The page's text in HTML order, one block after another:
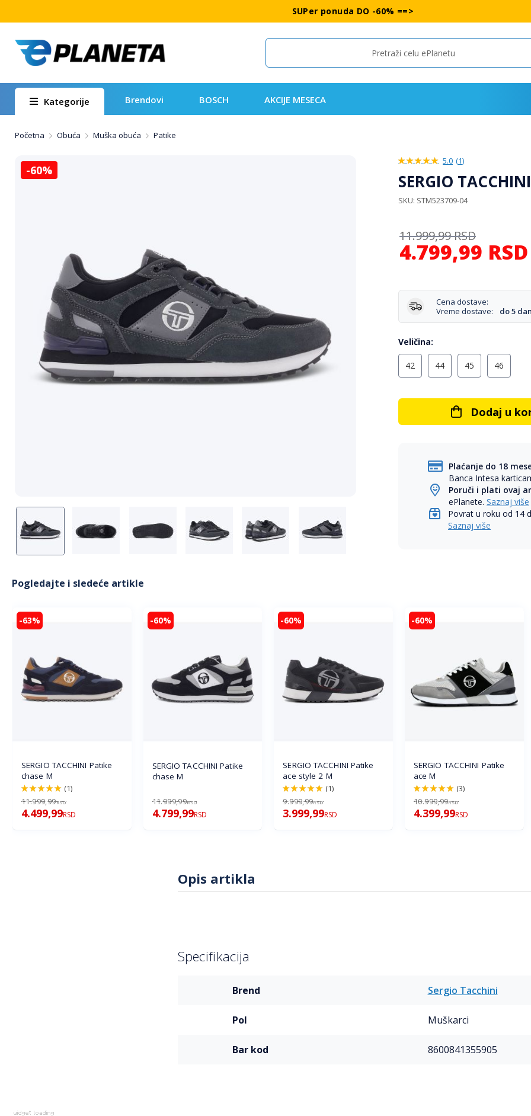
SUPer ponuda DO -60% ==>
Search
Kategorije Brendovi BOSCH AKCIJE MESECA
Početna Obuća Muška obuća Patike
5.0 (1)
SERGIO
SKU STM523709-04
11.999,99RSD
4.799,99 RSD
Cena dostave:
Vreme dostave:
do 5
Veličina
42 44 45 46
Dodaj u
Plaćanje do 18
Banca Intesa
Poruči i plati ovaj
ePlanete.Saznaj više
Povrat u roku od 14
Saznaj više
-60%
Pogledajte i sledeće artikle
-63%
SERGIO TACCHINI Patike
chase M
100%
(1)
11.999,99RSD
4.499,99RSD
-60%
SERGIO TACCHINI Patike
chase M
11.999,99RSD
4.799,99RSD
-60%
SERGIO TACCHINI Patike
ace style 2 M
100%
(1)
9.999,99RSD
3.999,99RSD
-60%
SERGIO TACCHINI Patike
ace M
100%
(3)
10.999,99RSD
4.399,99RSD
Opis artikla
Specifikacija
brend Sergio Tacchini
pol Muškarci
bar kod 8600841355905